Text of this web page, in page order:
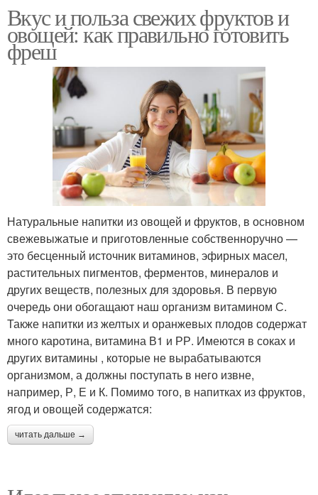
Вкус и польза свежих фруктов и
овощей: как правильно готовить
фреш
Натуральные напитки из овощей и фруктов, в основном
свежевыжатые и приготовленные собственноручно —
это бесценный источник витаминов, эфирных масел,
растительных пигментов, ферментов, минералов и
других веществ, полезных для здоровья. В первую
очередь они обогащают наш организм витамином С.
Также напитки из желтых и оранжевых плодов содержат
много каротина, витамина В1 и РР. Имеются в соках и
других витамины , которые не вырабатываются
организмом, а должны поступать в него извне,
например, Р, Е и К. Помимо того, в напитках из фруктов,
ягод и овощей содержатся:
читать дальше →